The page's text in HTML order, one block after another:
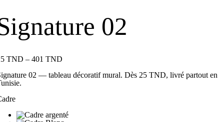
02
TND – 401 TND
02 — tableau décoratif mural. Dès 25 TND, livré partout en